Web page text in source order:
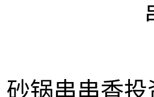
串串香投